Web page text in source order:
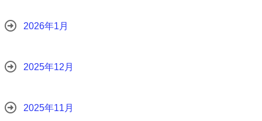
2026年1月
2025年12月
2025年11月